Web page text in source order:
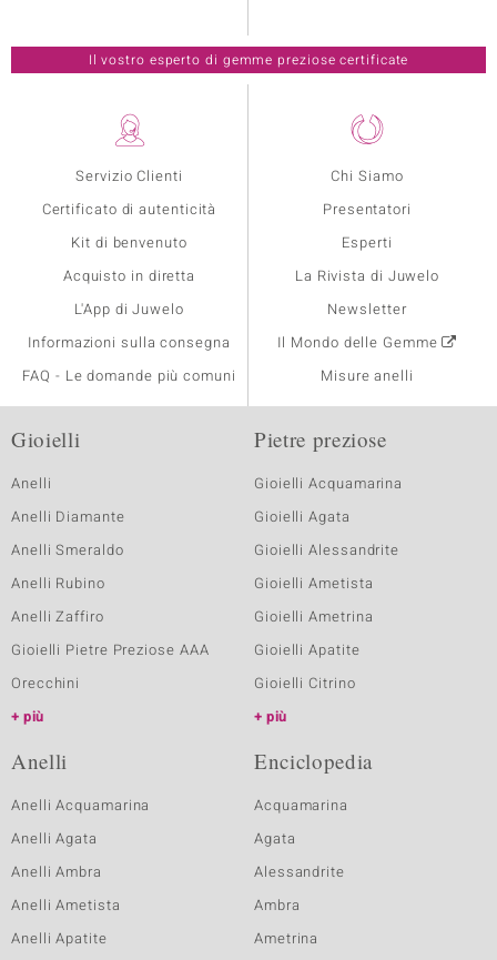
Servizio Clienti
Certificato di autenticità
Kit di benvenuto
Acquisto in diretta
L'App di Juwelo
Informazioni sulla consegna
FAQ - Le domande più comuni
Chi Siamo
Presentatori
Esperti
La Rivista di Juwelo
Newsletter
Il Mondo delle Gemme
Misure anelli
Il vostro esperto di gemme preziose certificate
Gioielli
Anelli
Anelli Diamante
Anelli Smeraldo
Anelli Rubino
Anelli Zaffiro
Gioielli Pietre Preziose AAA
Orecchini
più
Pietre preziose
Gioielli Acquamarina
Gioielli Agata
Gioielli Alessandrite
Gioielli Ametista
Gioielli Ametrina
Gioielli Apatite
Gioielli Citrino
più
Anelli
Anelli Acquamarina
Anelli Agata
Anelli Ambra
Anelli Ametista
Anelli Apatite
Enciclopedia
Acquamarina
Agata
Alessandrite
Ambra
Ametrina